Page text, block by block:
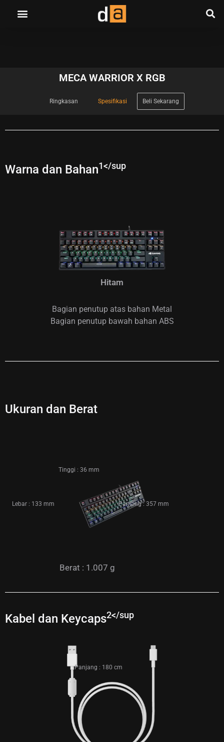
MECA WARRIOR X RGB
Ringkasan Spesifikasi Beli Sekarang
Warna dan Bahan1</sup
Hitam
Bagian penutup atas bahan Metal
Bagian penutup bawah bahan ABS
Ukuran dan Berat
Berat : 1.007 g
Panjang : 357 mm
Panjang : 180 cm
Lebar : 133 mm
Tinggi : 36 mm
Kabel dan Keycaps2</sup